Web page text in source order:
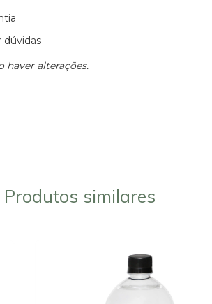
dúvidas
haver alterações.
Produtos similares